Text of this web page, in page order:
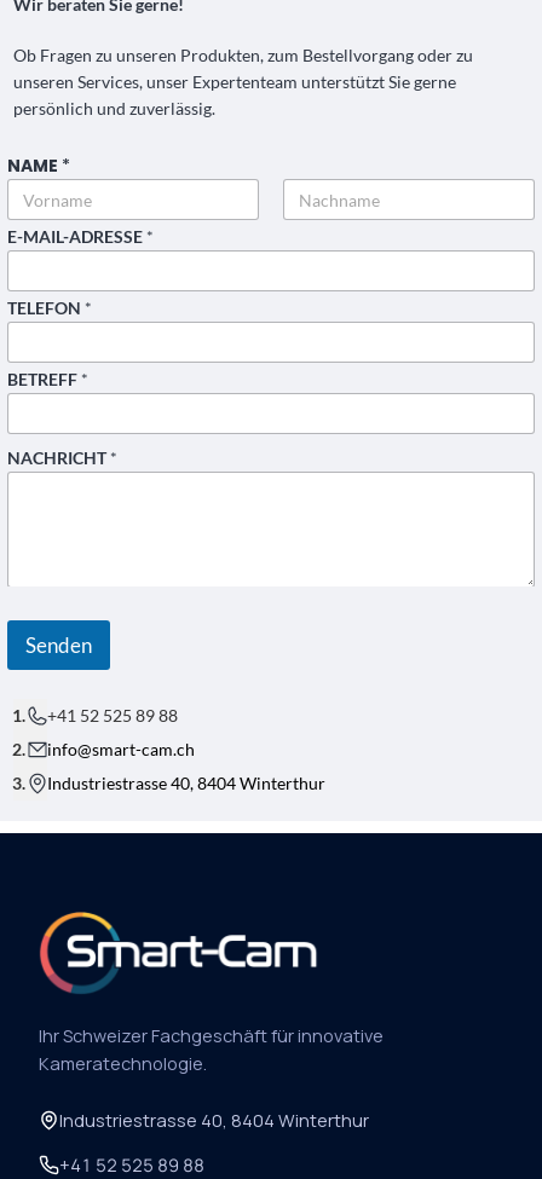
Wir beraten Sie gerne!
Ob Fragen zu unseren Produkten, zum Bestellvorgang oder zu
unseren Services, unser Expertenteam unterstützt Sie gerne
persönlich und zuverlässig.
NAME *
Vorname
E-MAIL-ADRESSE *
TELEFON *
BETREFF *
N
A
H
C
R
C
T
NACHRICHT*
Senden
+41 52 525 89 88
info@smart-cam.ch
Industriestrasse 40, 8404 Winterthur
Ihr Schweizer Fachgeschäft für innovative
Kameratechnologie.
Industriestrasse 40, 8404 Winterthur
+41 52 525 89 88